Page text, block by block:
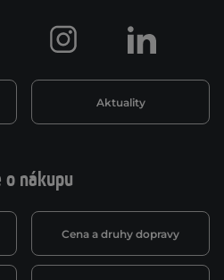
o nákupu
Cena a druhy dopravy
Aktuality
Instagram LinkedIn